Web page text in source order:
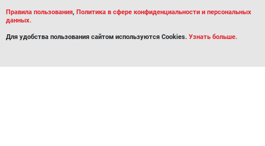
Правила пользования, Политика в сфере конфиденциальности и персональных
данных.
Для удобства пользования сайтом используются Cookies. Узнать больше.